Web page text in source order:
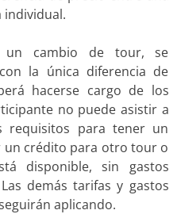
individual.
un cambio de tour, se
la única diferencia de
hacerse cargo de los
no puede asistir a
para tener un
crédito para otro tour o
disponible, sin gastos
demás tarifas y gastos
aplicando.